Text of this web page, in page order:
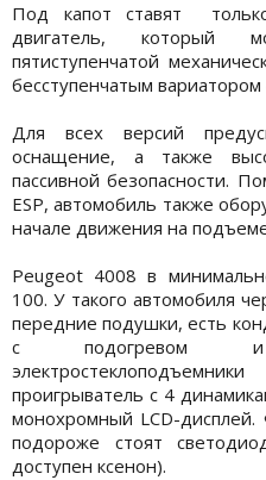
Под капот ставят
двигатель, который
пятиступенчатой
бесступенчатым вариатором
Для всех версий
оснащение, а также
пассивной безопасности.
ESP, автомобиль также
начале движения на
Peugeot 4008 в
100. У такого автомобиля
передние подушки, есть
с подогревом и
проигрыватель с 4
монохромный LCD-
подороже стоят
доступен ксенон).